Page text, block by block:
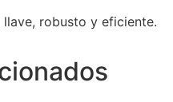
robusto y eficiente.